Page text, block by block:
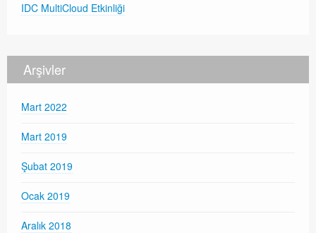
IDC MultiCloud Etkinliği
Arşivler
Mart 2022
Mart 2019
Şubat 2019
Ocak 2019
Aralık 2018